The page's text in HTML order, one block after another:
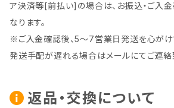
ア決済等[前払い]の場合は、お振込・ご入
なります。
※ご入金確認後、5～7営業日発送を心がけ
発送手配が遅れる場合はメールにてご連絡
返品・交換について